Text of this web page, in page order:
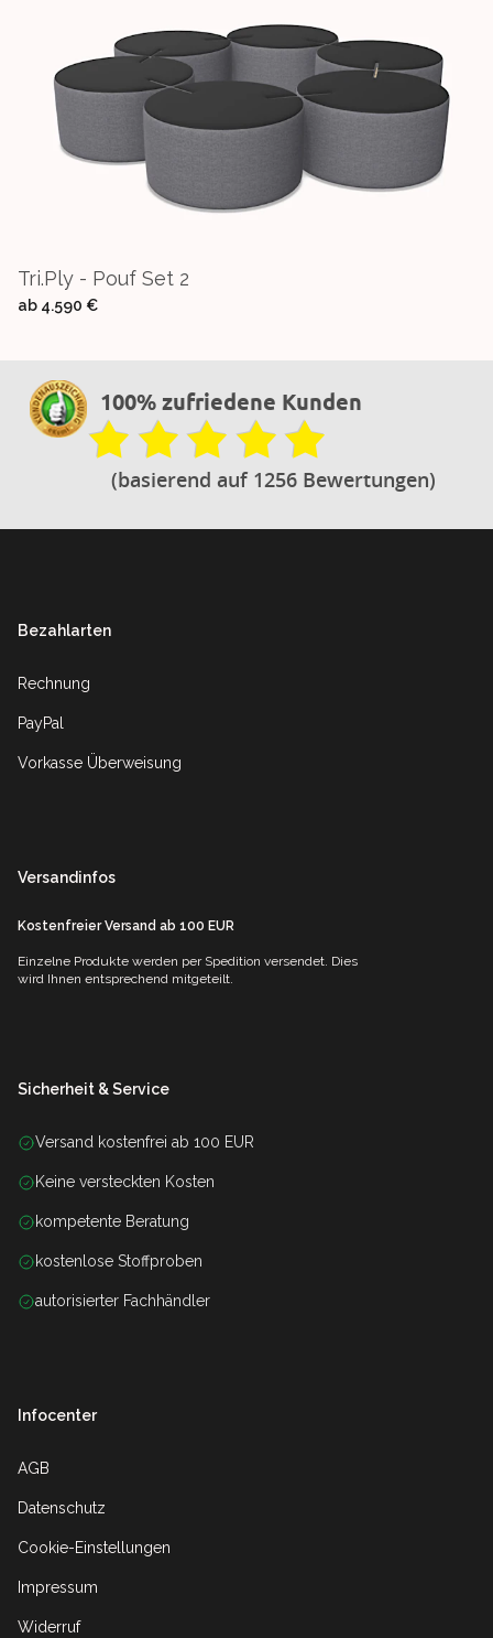
Tri.ply - Pouf Set 2
ab 4.590 €
100% zufriedene Kunden
(basierend auf 1256 Bewertungen)
Bezahlarten
Rechnung
PayPal
Vorkasse Überweisung
Versandinfos
Kostenfreier Versand ab 100 EUR
Einzelne Produkte werden per Spedition versendet. Dies
wird Ihnen entsprechend mitgeteilt.
Sicherheit & Service
Versand kostenfrei ab 100 EUR
Keine versteckten Kosten
kompetente Beratung
kostenlose Stoffproben
autorisierter Fachhändler
Infocenter
AGB
Datenschutz
Cookie-Einstellungen
Impressum
Widerruf